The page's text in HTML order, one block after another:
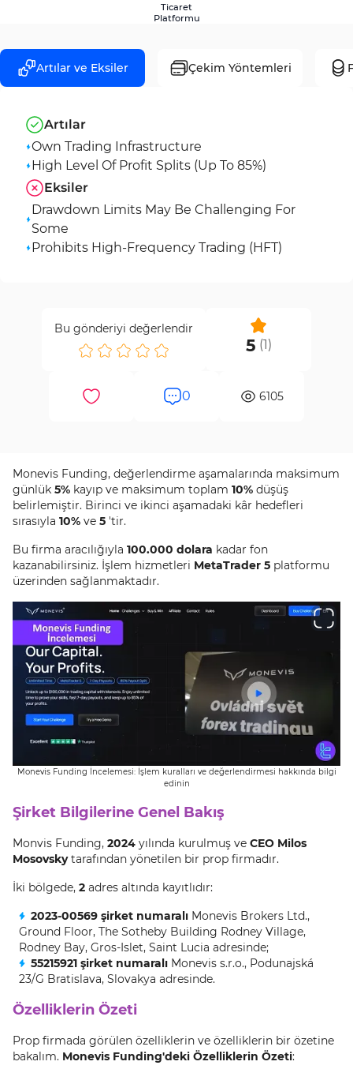
Ticaret
Platformu
Artılar ve Eksiler Çekim Yöntemleri
Artılar
Own Trading Infrastructure
High Level Of Profit Splits (Up To 85%)
Eksiler
Drawdown Limits May Be Challenging For
Some
Prohibits High-Frequency Trading (HFT)
5 (1 )
Bu gönderiyi değerlendir
0 6105
Monevis Funding, değerlendirme aşamalarında maksimum
günlük 5% kayıp ve maksimum toplam 10% düşüş
belirlemiştir. Birinci ve ikinci aşamadaki kâr hedefleri
sırasıyla 10% ve 5 'tir.
Bu firma aracılığıyla 100.000 dolara kadar fon
kazanabilirsiniz. İşlem hizmetleri MetaTrader 5 platformu
üzerinden sağlanmaktadır.
Monevis Funding İncelemesi: İşlem kuralları ve değerlendirmesi hakkında bilgi
edinin
Şirket Bilgilerine Genel Bakış
Monvis Funding, 2024 yılında kurulmuş ve CEO Milos
Mosovskytarafından yönetilen bir prop firmadır.
İki bölgede, 2 adres altında kayıtlıdır:
2023-00569 şirket numaralı Monevis Brokers Ltd.,
Ground Floor, The Sotheby Building Rodney Village,
Rodney Bay, Gros-Islet, Saint Lucia adresinde;
55215921 şirket numaralı Monevis s.r.o., Podunajská
23/G Bratislava, Slovakya adresinde.
Özelliklerin Özeti
Prop firmada görülen özelliklerin ve özelliklerin bir özetine
bakalım. Monevis Funding'deki Özelliklerin Özeti: